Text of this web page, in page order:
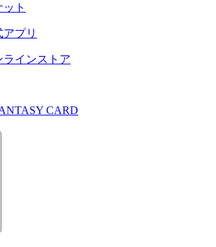
ット
アプリ
ラインストア
CARD